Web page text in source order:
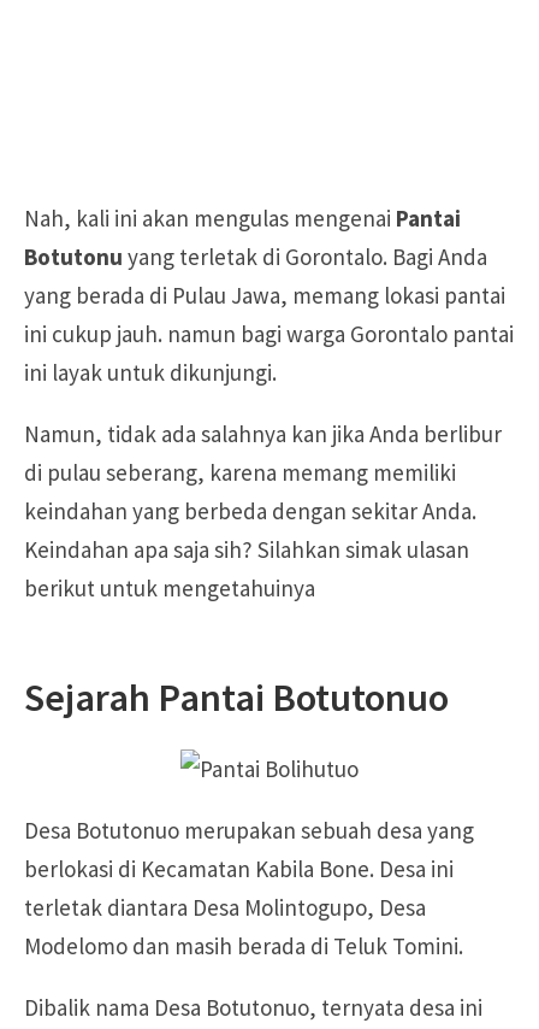
Nah, kali ini akan mengulas mengenai Pantai
Botutonu yang terletak di Gorontalo. Bagi Anda
yang berada di Pulau Jawa, memang lokasi pantai
ini cukup jauh. namun bagi warga Gorontalo pantai
ini layak untuk dikunjungi.
Namun, tidak ada salahnya kan jika Anda berlibur
di pulau seberang, karena memang memiliki
keindahan yang berbeda dengan sekitar Anda.
Keindahan apa saja sih? Silahkan simak ulasan
berikut untuk mengetahuinya
Sejarah Pantai Botutonuo
Desa Botutonuo merupakan sebuah desa yang
berlokasi di Kecamatan Kabila Bone. Desa ini
terletak diantara Desa Molintogupo, Desa
Modelomo dan masih berada di Teluk Tomini.
Dibalik nama Desa Botutonuo, ternyata desa ini